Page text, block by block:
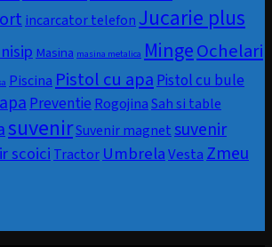
incarcator telefonJucarie plus
Masina masina metalica MingeOchelari
Piscina Pistol cu apa Pistol cu bule
Preventie RogojinaSah si table
suvenirSuvenir magnetsuvenir
scoici Tractor UmbrelaVesta Zmeu